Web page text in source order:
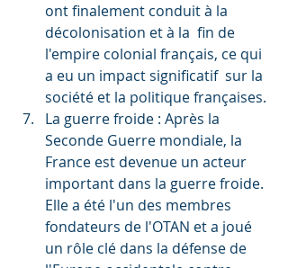
ont finalement conduit à la
décolonisation et à la  fin de
l'empire colonial français, ce qui
a eu un impact significatif  sur la
société et la politique françaises.
La guerre froide : Après la
Seconde Guerre mondiale, la
France est devenue un acteur
important dans la guerre froide.
Elle a été l'un des membres
fondateurs de l'OTAN et a joué
un rôle clé dans la défense de